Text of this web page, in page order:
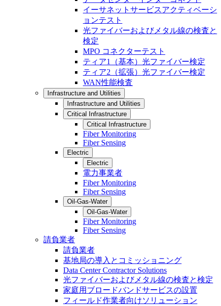
イーサネットサービスアクティベーシ
ョンテスト
光ファイバーおよびメタル線の検査と
検定
MPO コネクターテスト
ティア1（基本）光ファイバー検定
ティア2（拡張）光ファイバー検定
WAN性能検査
Infrastructure and Utilities
Infrastructure and Utilities
Critical Infrastructure
Critical Infrastructure
Fiber Monitoring
Fiber Sensing
Electric
Electric
電力事業者
Fiber Monitoring
Fiber Sensing
Oil-Gas-Water
Oil-Gas-Water
Fiber Monitoring
Fiber Sensing
請負業者
請負業者
基地局の導入とコミッショニング
Data Center Contractor Solutions
光ファイバーおよびメタル線の検査と検定
家庭用ブロードバンドサービスの設置
フィールド作業者向けソリューション